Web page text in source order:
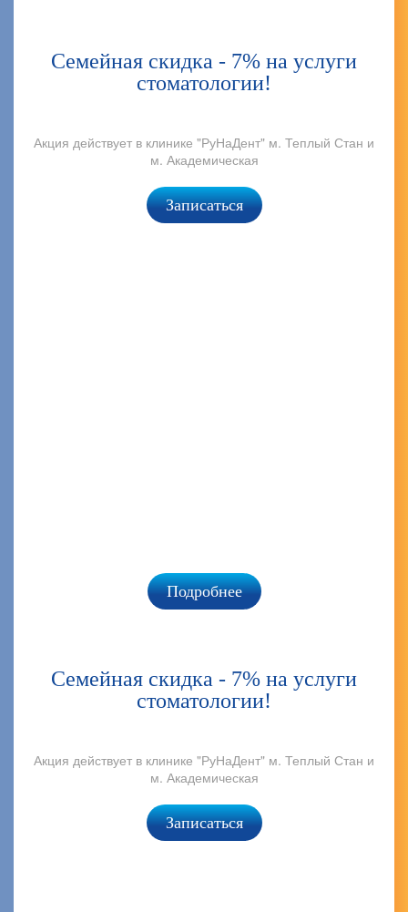
Семейная скидка - 7% на услуги
стоматологии!
Акция действует в клинике "РуНаДент" м. Теплый Стан и
м. Академическая
Записаться
Подробнее
Семейная скидка - 7% на услуги
стоматологии!
Акция действует в клинике "РуНаДент" м. Теплый Стан и
м. Академическая
Записаться